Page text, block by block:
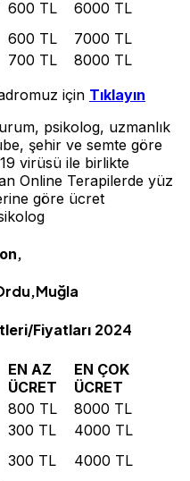
600 TL
6000 TL
600 TL
7000 TL
700 TL
8000 TL
için Tıklayın
psikolog, uzmanlık
şehir ve semte göre
virüsü ile birlikte
Online Terapilerde yüz
göre ücret
,
Fiyatları 2024
EN AZ
ÜCRET
EN ÇOK
ÜCRET
800 TL
8000 TL
300 TL
4000 TL
300 TL
4000 TL